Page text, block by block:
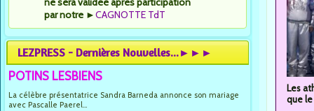
par notre ►CAGNOTTE TdT
LEZPRESS - Dernières Nouvelles...►►►
POTINS LESBIENS
La célèbre présentatrice Sandra Barneda annonce son mariage
avec Pascalle Paerel...
Les
que